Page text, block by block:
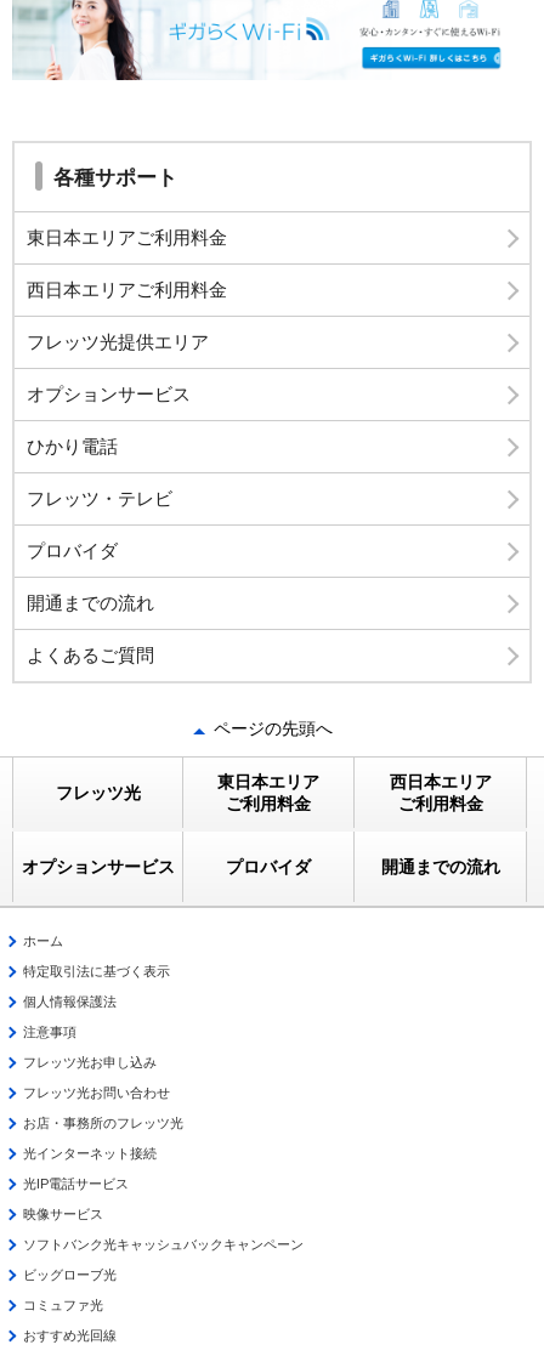
各種サポート
東日本エリアご利用料金
西日本エリアご利用料金
フレッツ光提供エリア
オプションサービス
ひかり電話
フレッツ・テレビ
プロバイダ
開通までの流れ
よくあるご質問
ページの先頭へ
フレッツ光
東日本エリア
ご利用料金
西日本エリア
ご利用料金
オプションサービス プロバイダ 開通までの流れ
ホーム
特定取引法に基づく表示
個人情報保護法
注意事項
フレッツ光お申し込み
フレッツ光お問い合わせ
お店・事務所のフレッツ光
光インターネット接続
光IP電話サービス
映像サービス
ソフトバンク光キャッシュバックキャンペーン
ビッグローブ光
コミュファ光
おすすめ光回線